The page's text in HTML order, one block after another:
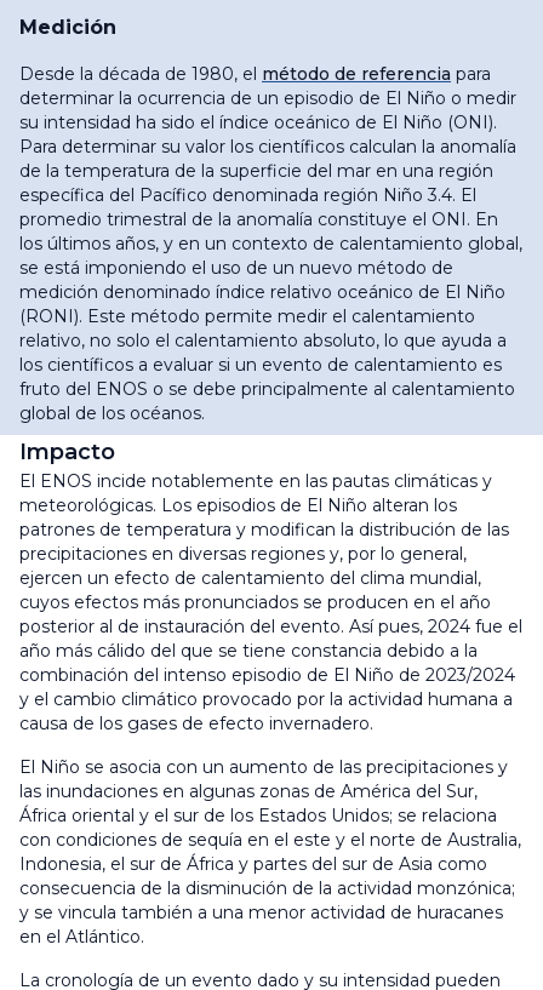
Medición
Desde la década de 1980, el método de referencia para
determinar la ocurrencia de un episodio de El Niño o medir
su intensidad ha sido el índice oceánico de El Niño (ONI).
Para determinar su valor los científicos calculan la anomalía
de la temperatura de la superficie del mar en una región
específica del Pacífico denominada región Niño 3.4. El
promedio trimestral de la anomalía constituye el ONI. En
los últimos años, y en un contexto de calentamiento global,
se está imponiendo el uso de un nuevo método de
medición denominado índice relativo oceánico de El Niño
(RONI). Este método permite medir el calentamiento
relativo, no solo el calentamiento absoluto, lo que ayuda a
los científicos a evaluar si un evento de calentamiento es
fruto del ENOS o se debe principalmente al calentamiento
global de los océanos.
Impacto
El ENOS incide notablemente en las pautas climáticas y
meteorológicas. Los episodios de El Niño alteran los
patrones de temperatura y modifican la distribución de las
precipitaciones en diversas regiones y, por lo general,
ejercen un efecto de calentamiento del clima mundial,
cuyos efectos más pronunciados se producen en el año
posterior al de instauración del evento. Así pues, 2024 fue el
año más cálido del que se tiene constancia debido a la
combinación del intenso episodio de El Niño de 2023/2024
y el cambio climático provocado por la actividad humana a
causa de los gases de efecto invernadero.
El Niño se asocia con un aumento de las precipitaciones y
las inundaciones en algunas zonas de América del Sur,
África oriental y el sur de los Estados Unidos; se relaciona
con condiciones de sequía en el este y el norte de Australia,
Indonesia, el sur de África y partes del sur de Asia como
consecuencia de la disminución de la actividad monzónica;
y se vincula también a una menor actividad de huracanes
en el Atlántico.
La cronología de un evento dado y su intensidad pueden